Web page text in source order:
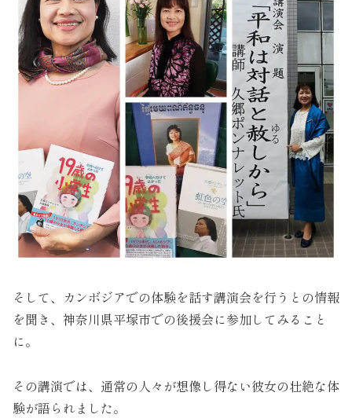
そして、カンボジアでの体験を話す講演会を行うとの情報
を聞き、神奈川県平塚市での後援会に参加してみること
に。
その講演では、通常の人々が想像し得ない彼女の壮絶な体
験が語られました。